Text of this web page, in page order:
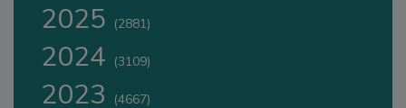
2025 (2881)
2024 (3109)
2023 (4667)